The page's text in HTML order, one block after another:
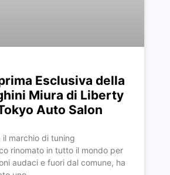
Esclusiva della
Miura di Liberty
Auto Salon
il marchio di tuning
rinomato in tutto il mondo per
audaci e fuori dal comune, ha